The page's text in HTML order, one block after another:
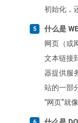
初始化，
什么是
网页（或
文本链接
器提供服
站的一部
“网页”就